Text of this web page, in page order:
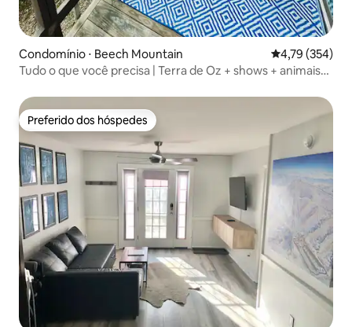
Condomínio ⋅ Beech Mountain 4,79 de uma
4,79 (354)
Tudo o que você precisa | Terra de Oz + shows + animais
Preferido dos hóspedes
Preferido dos hóspedes